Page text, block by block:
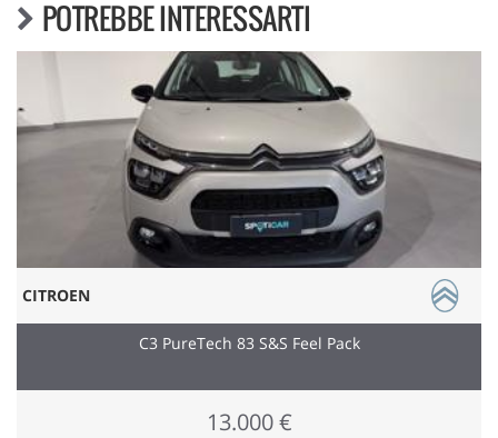
POTREBBE INTERESSARTI
CITROEN
C3 PureTech 83 S&S Feel Pack
13.000 €